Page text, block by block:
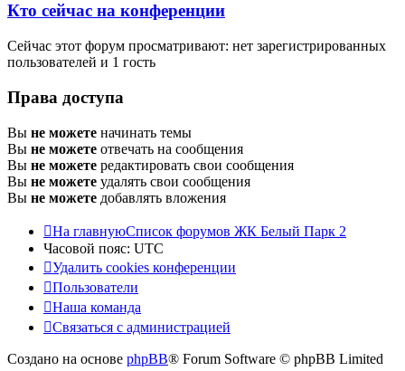
Кто сейчас на конференции
Сейчас этот форум просматривают: нет зарегистрированных
пользователей и 1 гость
Права доступа
Вы не можете начинать темы
Вы не можете отвечать на сообщения
Вы не можете редактировать свои сообщения
Вы не можете удалять свои сообщения
Вы не можете добавлять вложения
На главнуюСписок форумов ЖК Белый Парк 2
Часовой пояс: UTC
Удалить cookies конференции
Пользователи
Наша команда
Связаться с администрацией
Создано на основе phpBB® Forum Software © phpBB Limited